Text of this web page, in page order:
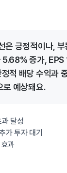
은 긍정적이나,
증가, EPS
적 배당 수익과
로 예상돼요.
달성
가 투자 대기
과